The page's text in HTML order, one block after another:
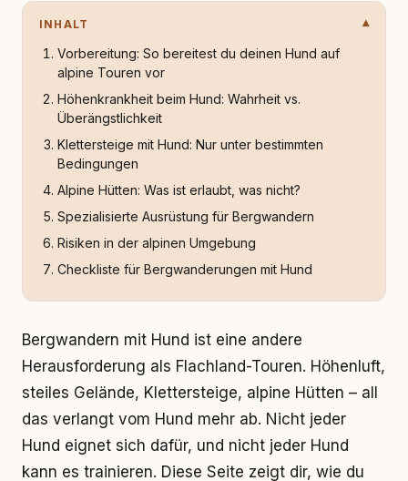
INHALT
Vorbereitung: So bereitest du deinen Hund auf
alpine Touren vor
Höhenkrankheit beim Hund: Wahrheit vs.
Überängstlichkeit
Klettersteige mit Hund: Nur unter bestimmten
Bedingungen
Alpine Hütten: Was ist erlaubt, was nicht?
Spezialisierte Ausrüstung für Bergwandern
Risiken in der alpinen Umgebung
Checkliste für Bergwanderungen mit Hund
Bergwandern mit Hund ist eine andere
Herausforderung als Flachland-Touren. Höhenluft,
steiles Gelände, Klettersteige, alpine Hütten – all
das verlangt vom Hund mehr ab. Nicht jeder
Hund eignet sich dafür, und nicht jeder Hund
kann es trainieren. Diese Seite zeigt dir, wie du